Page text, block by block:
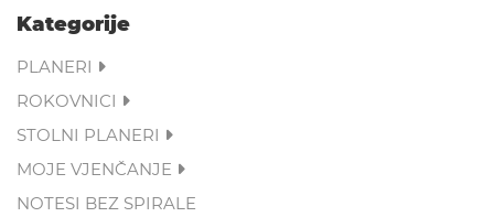
Kategorije
PLANERI
ROKOVNICI
STOLNI PLANERI
MOJE VJENČANJE
NOTESI BEZ SPIRALE